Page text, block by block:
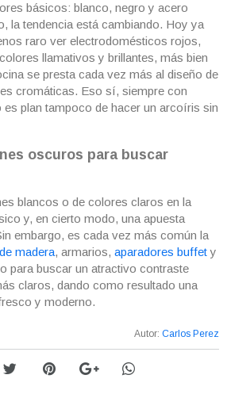
básicos: blanco, negro y acero
la tendencia está cambiando. Hoy ya
raro ver electrodomésticos rojos,
llamativos y brillantes, más bien
se presta cada vez más al diseño de
cromáticas. Eso sí, siempre con
plan tampoco de hacer un arcoíris sin
oscuros para buscar
blancos o de colores claros en la
y, en cierto modo, una apuesta
embargo, es cada vez más común la
madera, armarios, aparadores buffety
para buscar un atractivo contraste
claros, dando como resultado una
y moderno.
Autor: Carlos Perez